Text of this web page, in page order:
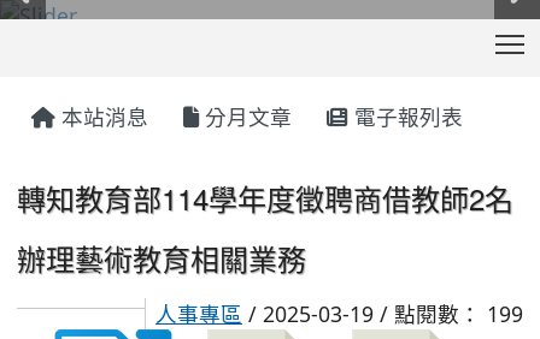
本站消息 分月文章 電子報列表
轉知教育部114學年度徵聘商借教師2名
辦理藝術教育相關業務
人事專區 / 2025-03-19 / 點閱數： 199